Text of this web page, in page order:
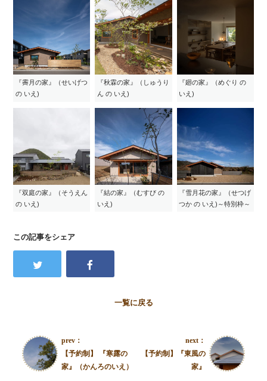
『霽月の家』（せいげつ
の いえ)
『秋霖の家』（しゅうり
ん の いえ)
『廻の家』（めぐり の
いえ)
『双庭の家』（そうえん
の いえ)
『結の家』（むすび の
いえ)
『雪月花の家』（せつげ
つか の いえ)～特別枠～
この記事をシェア
一覧に戻る
prev：
【予約制】 『寒露の
家』（かんろのいえ）
next：
【予約制】『東風の
家』